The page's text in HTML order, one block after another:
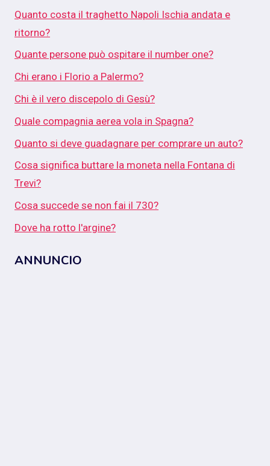
Quanto costa il traghetto Napoli Ischia andata e
ritorno?
Quante persone può ospitare il number one?
Chi erano i Florio a Palermo?
Chi è il vero discepolo di Gesù?
Quale compagnia aerea vola in Spagna?
Quanto si deve guadagnare per comprare un auto?
Cosa significa buttare la moneta nella Fontana di
Trevi?
Cosa succede se non fai il 730?
Dove ha rotto l'argine?
ANNUNCIO